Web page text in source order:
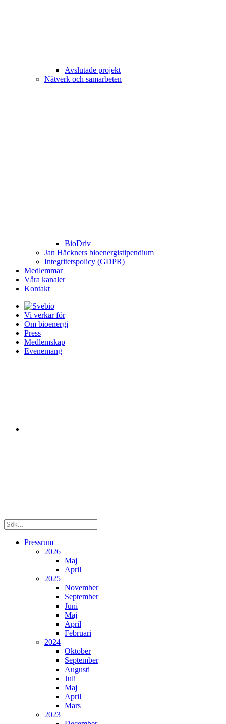
Avslutade projekt
Nätverk och samarbeten
BioDriv
Jan Häckners bioenergistipendium
Integritetspolicy (GDPR)
Medlemmar
Våra kanaler
Kontakt
Vi verkar för
Om bioenergi
Press
Medlemskap
Evenemang
Pressrum
2026
Maj
April
2025
November
September
Juni
Maj
April
Februari
2024
Oktober
September
Augusti
Juli
Maj
April
Mars
2023